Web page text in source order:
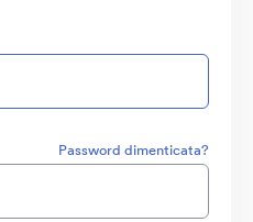
Password dimenticata?